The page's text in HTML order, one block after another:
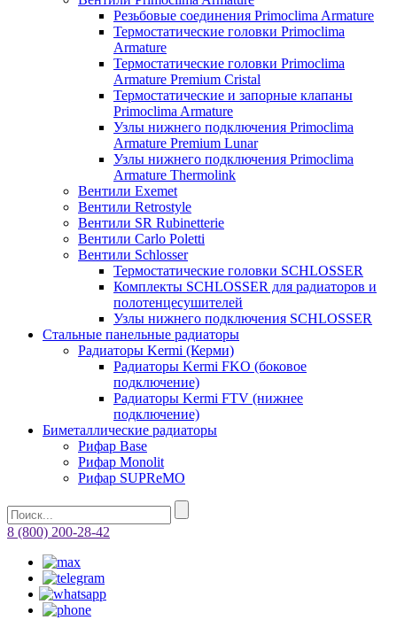
Резьбовые соединения Primoclima Armature
Термостатические головки Primoclima
Armature
Термостатические головки Primoclima
Armature Premium Cristal
Термостатические и запорные клапаны
Primoclima Armature
Узлы нижнего подключения Primoclima
Armature Premium Lunar
Узлы нижнего подключения Primoclima
Armature Thermolink
Вентили Exemet
Вентили Retrostyle
Вентили SR Rubinetterie
Вентили Carlo Poletti
Вентили Schlosser
Термостатические головки SCHLOSSER
Комплекты SCHLOSSER для радиаторов и
полотенцесушителей
Узлы нижнего подключения SCHLOSSER
Стальные панельные радиаторы
Радиаторы Kermi (Керми)
Радиаторы Kermi FKO (боковое
подключение)
Радиаторы Kermi FTV (нижнее
подключение)
Биметаллические радиаторы
Рифар Base
Рифар Monolit
Рифар SUPReMO
8 (800) 200-28-42